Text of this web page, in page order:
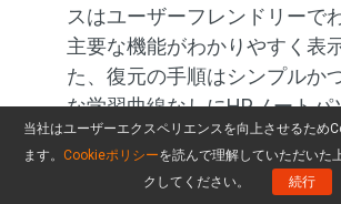
スはユーザーフレンドリーで
主要な機能がわかりやすく表
た、復元の手順はシンプルか
な学習曲線なしにHPノートパ
復元プロセスを簡単に完了で
様々なソフトウェアエディシ
当社はユーザーエクスペリエンスを向上させるため
ます。 Cookieポリシーを読んで理解していただいた
クしてください。
続行